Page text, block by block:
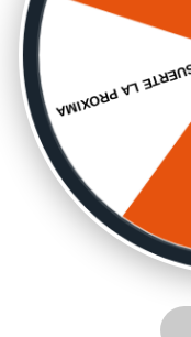
Vista
ESTUCHE
13580
Agregar al